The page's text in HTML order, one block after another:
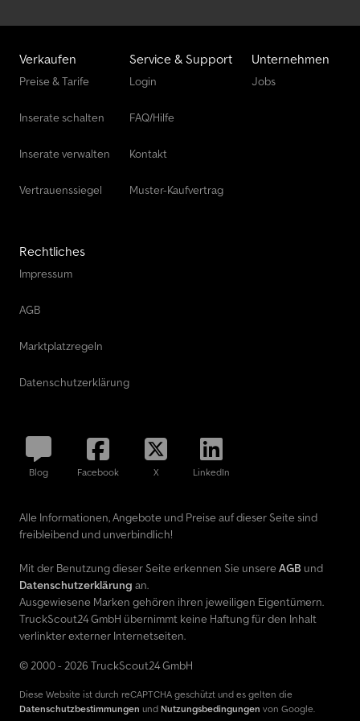
Verkaufen
Preise & Tarife
Inserate schalten
Inserate verwalten
Vertrauenssiegel
Service & Support
Login
FAQ/Hilfe
Kontakt
Muster-Kaufvertrag
Unternehmen
Jobs
Rechtliches
Impressum
AGB
Marktplatzregeln
Datenschutzerklärung
Blog Facebook X LinkedIn
Alle Informationen, Angebote und Preise auf dieser Seite sind
freibleibend und unverbindlich!
Mit der Benutzung dieser Seite erkennen Sie unsere AGB und
Datenschutzerklärung an.
Ausgewiesene Marken gehören ihren jeweiligen Eigentümern.
TruckScout24 GmbH übernimmt keine Haftung für den Inhalt
verlinkter externer Internetseiten.
© 2000 - 2026 TruckScout24 GmbH
Diese Website ist durch reCAPTCHA geschützt und es gelten die
Datenschutzbestimmungen und Nutzungsbedingungen von Google.